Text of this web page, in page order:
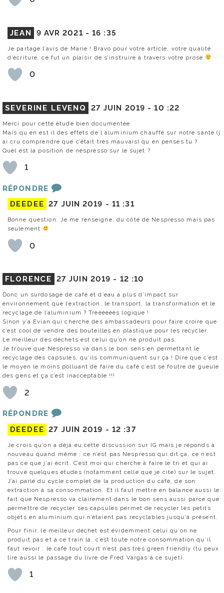
JEAN 9 AVR 2021 -16 :35
Je partage l’avis de Marie ! Bravo pour votre article, votre qualité
d’écriture, ce fut un plaisir de s’instruire à travers votre prose
0
SEVERINE LEVENQ 27 JUIN 2019 -10 :22
Merci pour cette étude bien documentée
Mais qu en est il des effets de l aluminium chauffé sur notre santé (j
ai cru comprendre que c’était très mauvais) qu en penses tu ?
Quel est la position de nespresso sur le sujet ?
1
RÉPONDRE
DEEDEE 27 JUIN 2019 - 11 :31
Bonne question. Je me renseigne, du côté de Nespresso mais pas
seulement
0
FLORENCE 27 JUIN 2019 - 12 :10
Donc un surdosage de café et d’eau a plus d’impact sur
environnement que l’extraction, le transport, la transformation et le
recyclage de l’aluminium ? Trèèèèèès logique !
Sinon y’a Evian qui cherche des ambassadeurs pour faire croire que
c’est cool de vendre des bouteilles en plastique pour les recycler.
Le meilleur des déchets est celui qu’on ne produit pas.
Je trouve que Nespresso va dans le bon sens en permettant le
recyclage des capsules, qu’ils communiquent sur ça ! Dire que c’est
le moyen le moins polluant de faire du café c’est se foutre de gueule
des gens et ça c’est inacceptable !!!
2
RÉPONDRE
DEEDEE 27 JUIN 2019 - 12 :37
Je crois qu’on a déjà eu cette discussion sur IG mais je réponds à
nouveau quand même : ce n’est pas Nespresso qui dit ça, ce n’est
pas ce que j’ai écrit. C’est moi qui cherche à faire le tri et qui ai
trouvé quelques études (notamment celle que je cite) sur le sujet.
J’ai parlé du cycle complet de la production du café, de son
extraction à sa consommation. Et il faut mettre en balance aussi le
fait que Nespresso va clairement dans le bon sens aussi parce que
permettre de recycler ses capsules permet de recycler les petits
objets en aluminium qui n’étaient pas recyclables jusqu’à présent.
Pour finir, le meilleur déchet est évidemment celui qu’on ne
produit pas et à ce train là, c’est toute notre consommation qu’il
faut revoir : le café tout court n’est pas très green friendly (tu peux
lire aussi le passage du livre de Fred Vargas à ce sujet).
1